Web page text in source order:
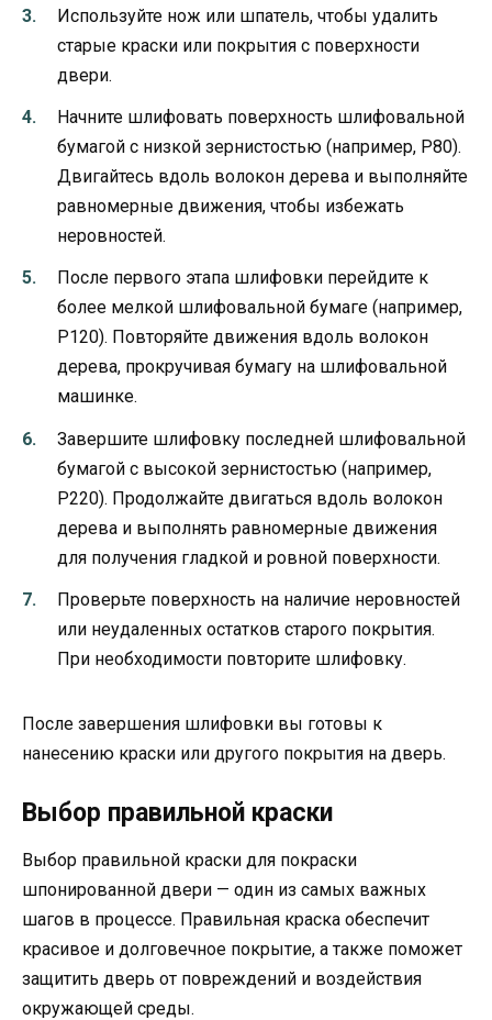
Используйте нож или шпатель, чтобы удалить
старые краски или покрытия с поверхности
двери.
Начните шлифовать поверхность шлифовальной
бумагой с низкой зернистостью (например, P80).
Двигайтесь вдоль волокон дерева и выполняйте
равномерные движения, чтобы избежать
неровностей.
После первого этапа шлифовки перейдите к
более мелкой шлифовальной бумаге (например,
P120). Повторяйте движения вдоль волокон
дерева, прокручивая бумагу на шлифовальной
машинке.
Завершите шлифовку последней шлифовальной
бумагой с высокой зернистостью (например,
P220). Продолжайте двигаться вдоль волокон
дерева и выполнять равномерные движения
для получения гладкой и ровной поверхности.
Проверьте поверхность на наличие неровностей
или неудаленных остатков старого покрытия.
При необходимости повторите шлифовку.
После завершения шлифовки вы готовы к
нанесению краски или другого покрытия на дверь.
Выбор правильной краски
Выбор правильной краски для покраски
шпонированной двери — один из самых важных
шагов в процессе. Правильная краска обеспечит
красивое и долговечное покрытие, а также поможет
защитить дверь от повреждений и воздействия
окружающей среды.